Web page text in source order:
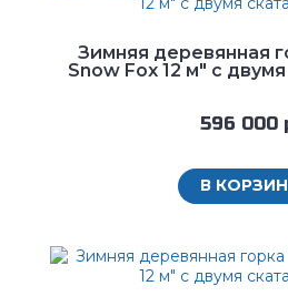
Зимняя деревянная
Snow Fox 12 м" с
596 000
В